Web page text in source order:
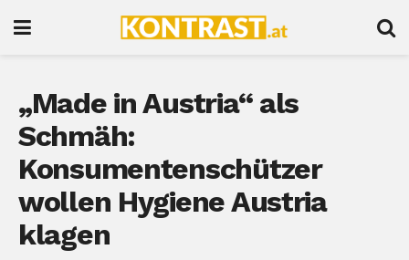
„Made in Austria“ als
Schmäh:
Konsumentenschützer
wollen Hygiene Austria
klagen